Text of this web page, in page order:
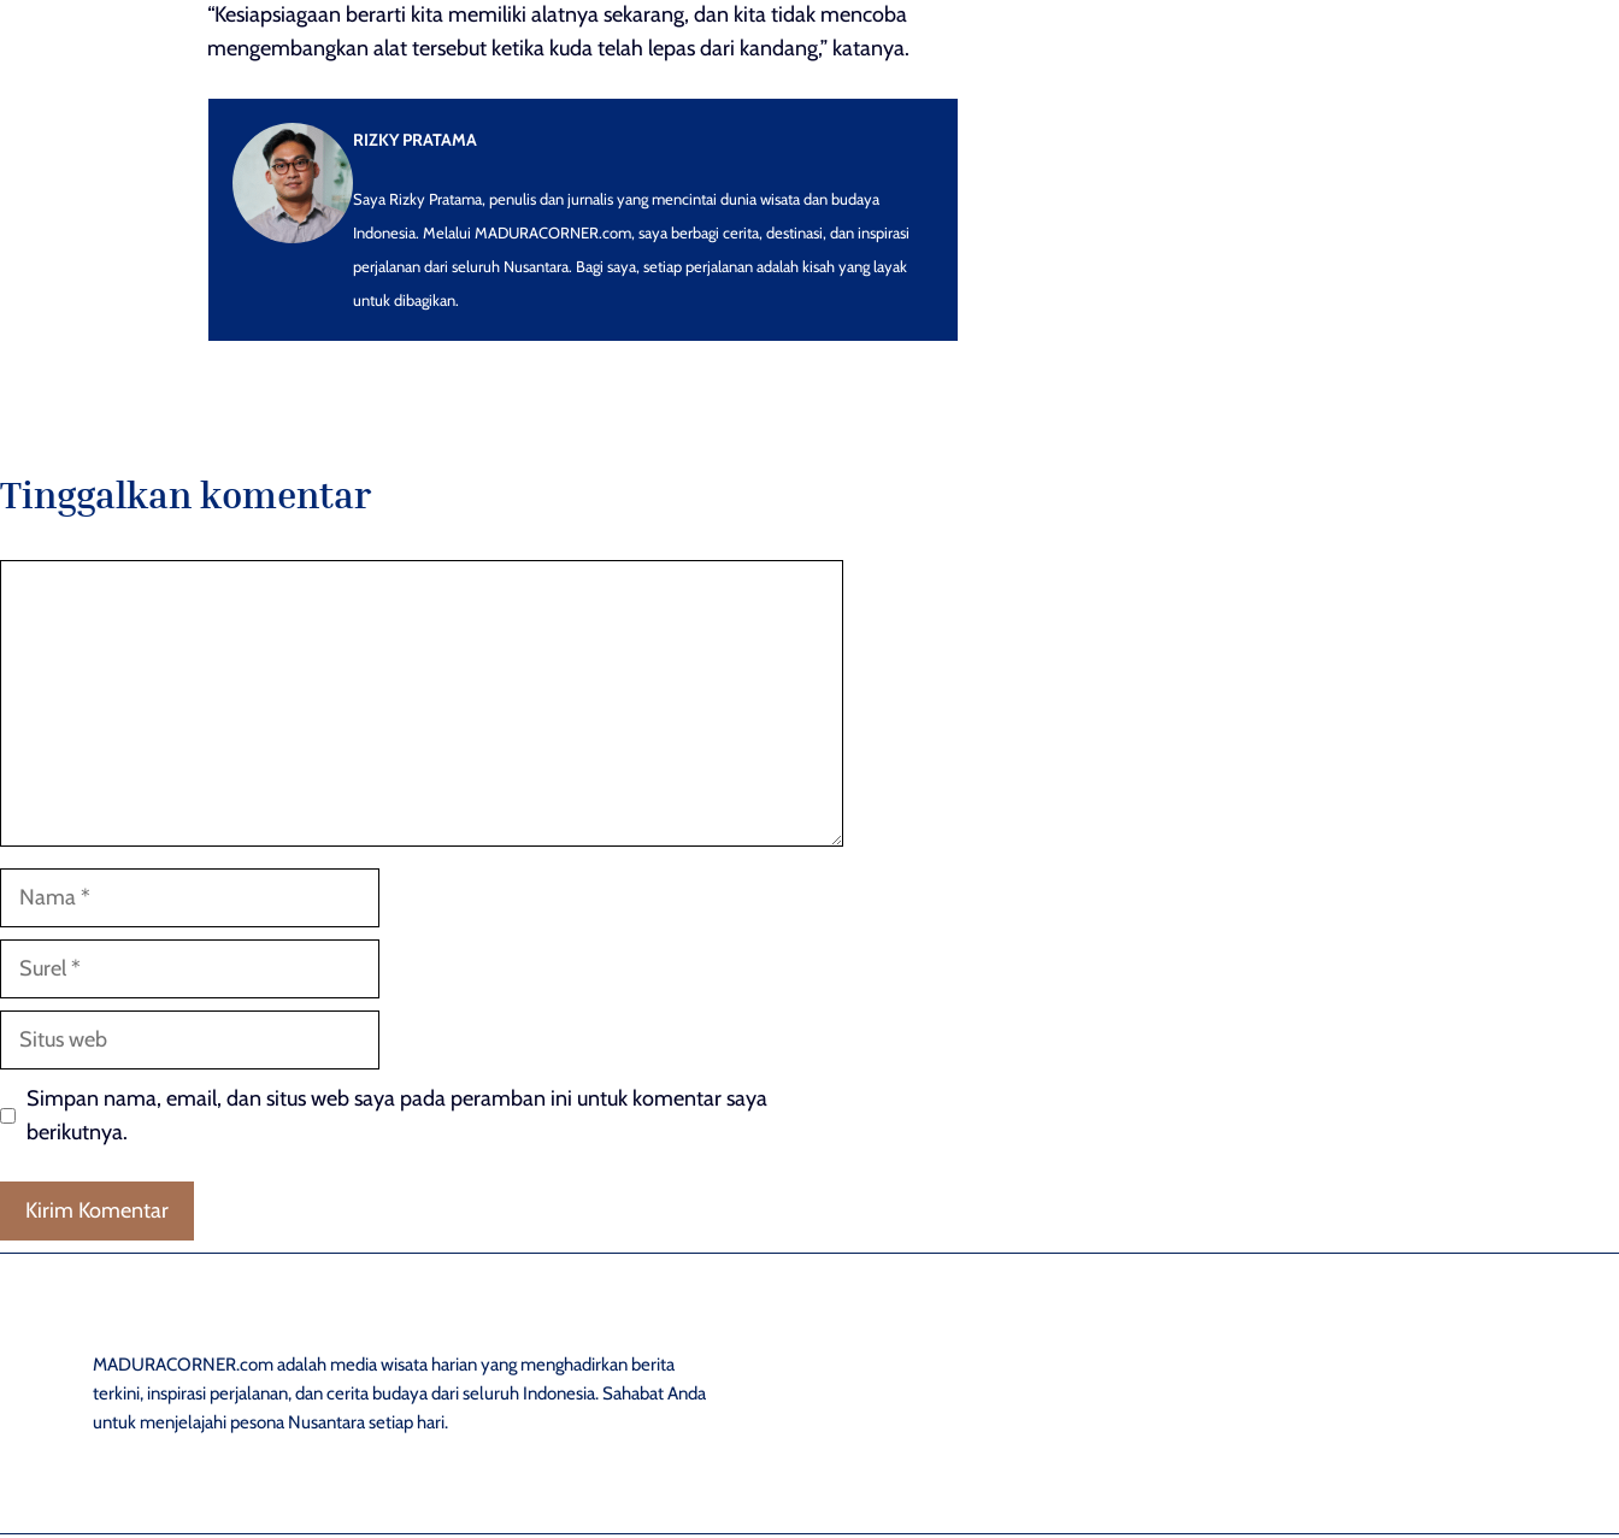
“Kesiapsiagaan berarti kita memiliki alatnya sekarang, dan kita tidak mencoba
mengembangkan alat tersebut ketika kuda telah lepas dari kandang,” katanya.
RIZKY PRATAMA
Saya Rizky Pratama, penulis dan jurnalis yang mencintai dunia wisata dan budaya
Indonesia. Melalui MADURACORNER.com, saya berbagi cerita, destinasi, dan inspirasi
perjalanan dari seluruh Nusantara. Bagi saya, setiap perjalanan adalah kisah yang layak
untuk dibagikan.
Tinggalkan komentar
Nama
Surel
Situs
Simpan nama, email, dan situs web saya pada peramban ini untuk komentar saya
berikutnya.
MADURACORNER.com adalah media wisata harian yang menghadirkan berita
terkini, inspirasi perjalanan, dan cerita budaya dari seluruh Indonesia. Sahabat Anda
untuk menjelajahi pesona Nusantara setiap hari.